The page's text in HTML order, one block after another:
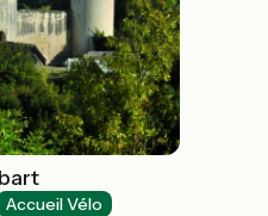
Accueil Vélo